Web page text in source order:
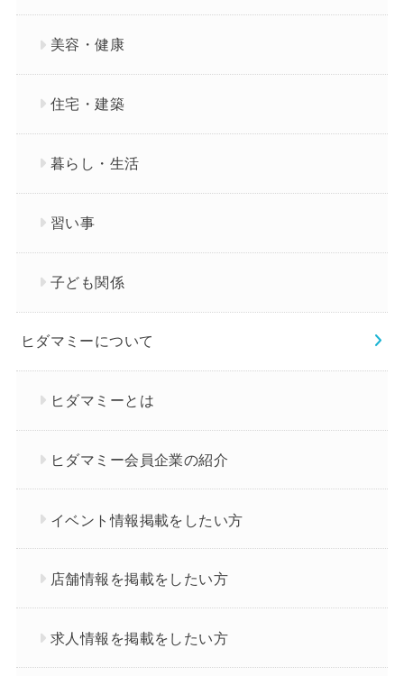
美容・健康
住宅・建築
暮らし・生活
習い事
子ども関係
ヒダマミーについて
ヒダマミーとは
ヒダマミー会員企業の紹介
イベント情報掲載をしたい方
店舗情報を掲載をしたい方
求人情報を掲載をしたい方